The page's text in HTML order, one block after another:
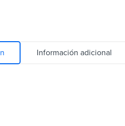
Información adicional